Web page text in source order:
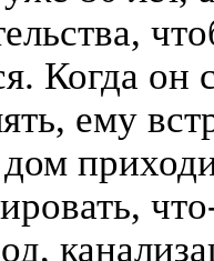
Когда
ему
дом